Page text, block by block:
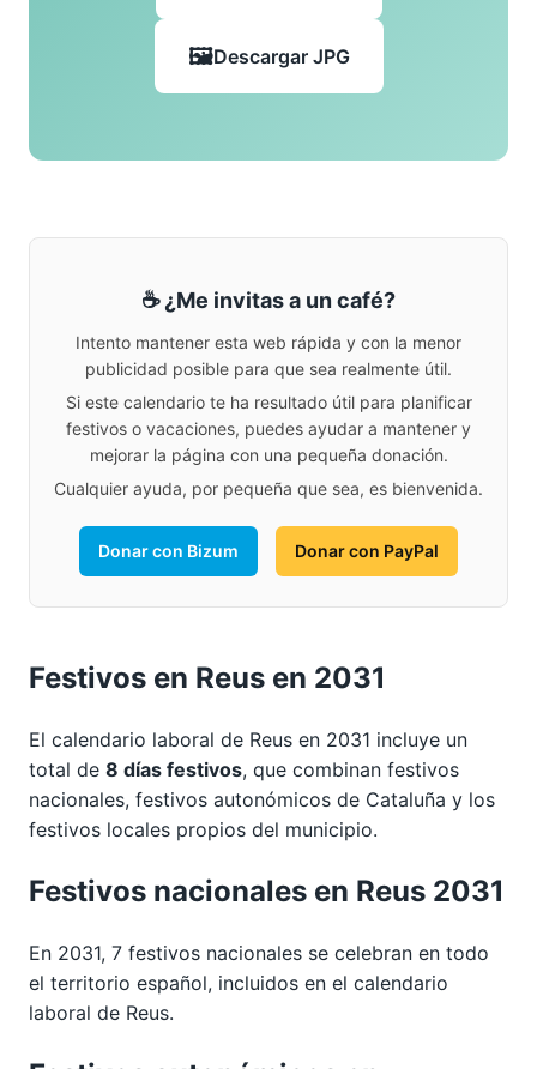
Descargar JPG
☕ ¿Me invitas a un café?
Intento mantener esta web rápida y con la menor
publicidad posible para que sea realmente útil.
Si este calendario te ha resultado útil para planificar
festivos o vacaciones, puedes ayudar a mantener y
mejorar la página con una pequeña donación.
Cualquier ayuda, por pequeña que sea, es bienvenida.
Donar con Bizum Donar con PayPal
Festivos en Reus en 2031
El calendario laboral de Reus en 2031 incluye un
total de 8 días festivos, que combinan festivos
nacionales, festivos autonómicos de Cataluña y los
festivos locales propios del municipio.
Festivos nacionales en Reus 2031
En 2031, 7 festivos nacionales se celebran en todo
el territorio español, incluidos en el calendario
laboral de Reus.